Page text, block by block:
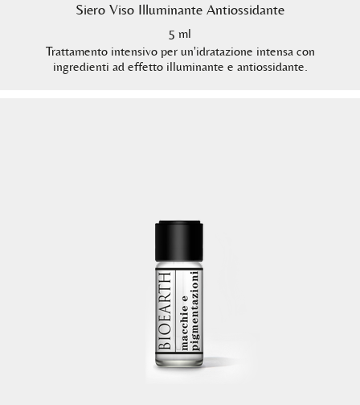
Siero Viso Illuminante Antiossidante
5 ml
Trattamento intensivo per un'idratazione intensa con
ingredienti ad effetto illuminante e antiossidante.